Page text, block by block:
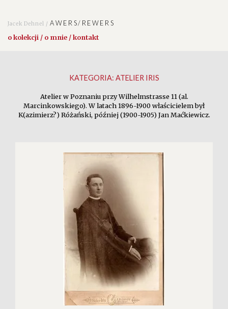
Jacek Dehnel /AWERS/REWERS
o kolekcji / o mnie / kontakt
KATEGORIA: ATELIER IRIS
Atelier w Poznaniu przy Wilhelmstrasse 11 (al.
Marcinkowskiego). W latach 1896-1900 właścicielem był
K(azimierz?) Różański, później (1900-1905) Jan Maćkiewicz.